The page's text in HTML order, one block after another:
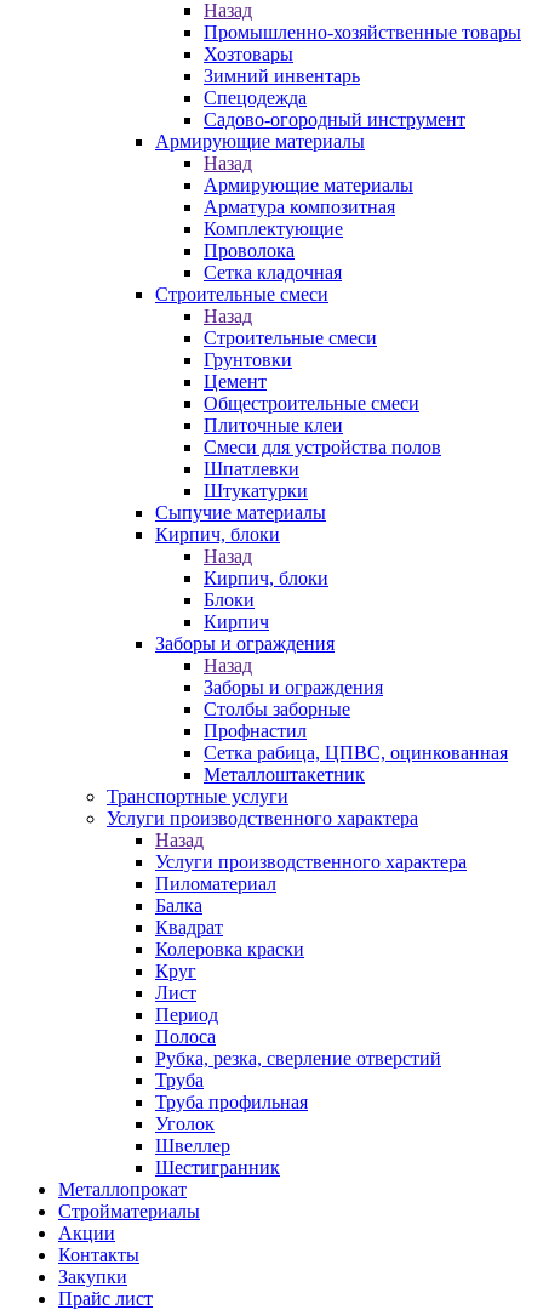
Назад
Промышленно-хозяйственные товары
Хозтовары
Зимний инвентарь
Спецодежда
Садово-огородный инструмент
Армирующие материалы
Назад
Армирующие материалы
Арматура композитная
Комплектующие
Проволока
Сетка кладочная
Строительные смеси
Назад
Строительные смеси
Грунтовки
Цемент
Общестроительные смеси
Плиточные клеи
Смеси для устройства полов
Шпатлевки
Штукатурки
Сыпучие материалы
Кирпич, блоки
Назад
Кирпич, блоки
Блоки
Кирпич
Заборы и ограждения
Назад
Заборы и ограждения
Столбы заборные
Профнастил
Сетка рабица, ЦПВС, оцинкованная
Металлоштакетник
Транспортные услуги
Услуги производственного характера
Назад
Услуги производственного характера
Пиломатериал
Балка
Квадрат
Колеровка краски
Круг
Лист
Период
Полоса
Рубка, резка, сверление отверстий
Труба
Труба профильная
Уголок
Швеллер
Шестигранник
Металлопрокат
Стройматериалы
Акции
Контакты
Закупки
Прайс лист